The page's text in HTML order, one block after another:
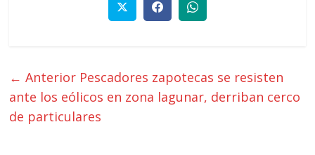
← Anterior Pescadores zapotecas se resisten
ante los eólicos en zona lagunar, derriban cerco
de particulares